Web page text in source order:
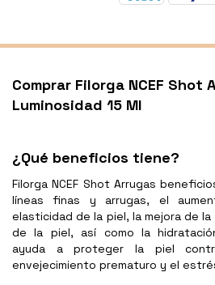
Comprar Filorga NCEF Shot
Luminosidad 15 Ml
¿Qué beneficios tiene?
Filorga NCEF Shot Arrugas
líneas finas y arrugas, el
elasticidad de la piel, la mejora de
de la piel, así como la
ayuda a proteger la piel
envejecimiento prematuro y el